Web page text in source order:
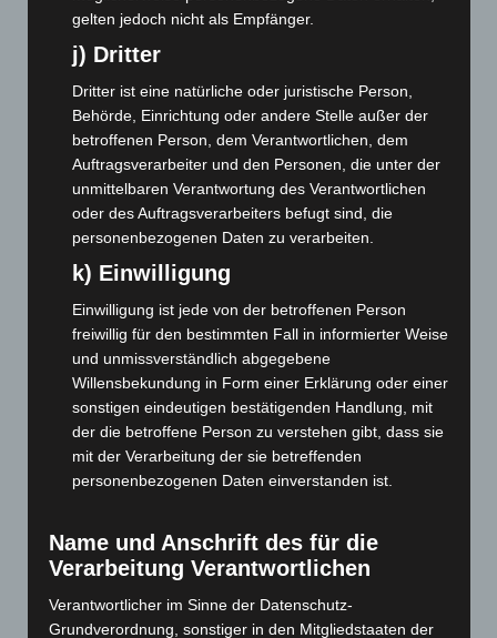
Januar 2024(111)
Dezember 2023(130)
November 2023(130)
Oktober 2023 (114)
September 2023(133)
August 2023(134)
Juli 2023(118)
Mai 2023
April 2023(155)
März 2023(174)
Februar 2023(154)
Januar 2023 (140)
Dezember 2022(130)
November 2022(167)
September 2022 (205)
Juli 2022(133)
gelten jedoch nicht als Empfänger.
j) Dritter
Dritter ist eine natürliche oder juristische Person,
Behörde, Einrichtung oder andere Stelle außer der
betroffenen Person, dem Verantwortlichen, dem
Auftragsverarbeiter und den Personen, die unter der
unmittelbaren Verantwortung des Verantwortlichen
oder des Auftragsverarbeiters befugt sind, die
personenbezogenen Daten zu verarbeiten.
k) Einwilligung
Einwilligung ist jede von der betroffenen Person
freiwillig für den bestimmten Fall in informierter Weise
und unmissverständlich abgegebene
Willensbekundung in Form einer Erklärung oder einer
sonstigen eindeutigen bestätigenden Handlung, mit
der die betroffene Person zu verstehen gibt, dass sie
mit der Verarbeitung der sie betreffenden
personenbezogenen Daten einverstanden ist.
Name und Anschrift des für die
Verarbeitung Verantwortlichen
Verantwortlicher im Sinne der Datenschutz-
Grundverordnung, sonstiger in den Mitgliedstaaten der